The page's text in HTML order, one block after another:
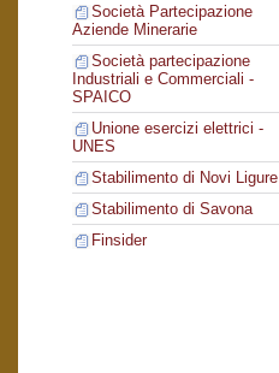
Società Partecipazione
Aziende Minerarie
Società partecipazione
Industriali e Commerciali -
SPAICO
Unione esercizi elettrici -
UNES
Stabilimento di Novi Ligure
Stabilimento di Savona
Finsider